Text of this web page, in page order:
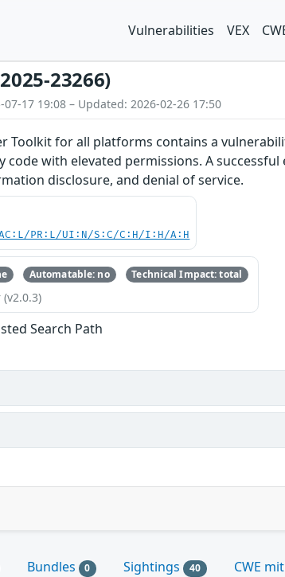
Vulnerabilities VEX
23266)
17 19:08 – Updated: 2026-02-26 17:50
Toolkit for all platforms contains a
code with elevated permissions. A
disclosure, and denial of service.
PR:L/UI:N/S:C/C:H/I:H/A:H
Automatable: no Technical Impact: total
Search Path
Bundles 0 Sightings 40 CWE